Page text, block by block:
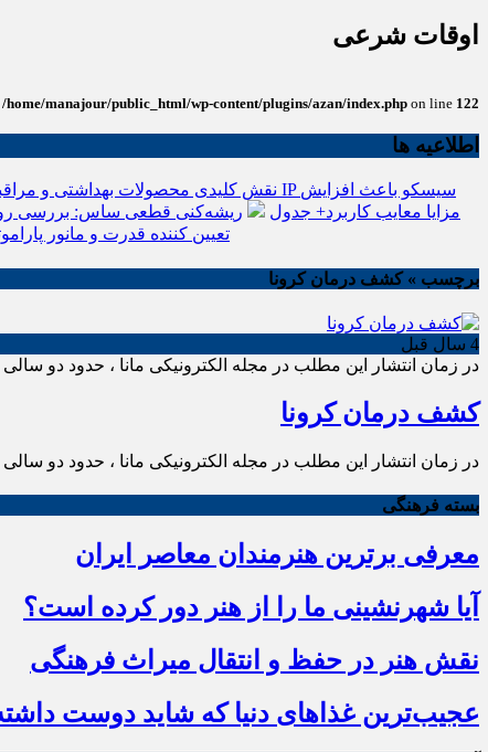
اوقات شرعی
/home/manajour/public_html/wp-content/plugins/azan/index.php on line 122
اطلاعیه ها
نقش کلیدی محصولات بهداشتی و
انواع باتری یو پی اس(ups)+مزایا معایب کاربرد+ جدول ریشه‌کنی قطعی ساس: بررسی
تعیین کننده قدرت و مانور
برچسب » کشف درمان کرونا
4 سال قبل
در زمان انتشار این مطلب در مجله الکترونیکی مانا ، حدود دو
کشف درمان کرونا
در زمان انتشار این مطلب در مجله الکترونیکی مانا ، حدود دو
بسته فرهنگی
معرفی برترین هنرمندان معاصر ایران
آیا شهرنشینی ما را از هنر دور کرده است؟
نقش هنر در حفظ و انتقال میراث فرهنگی
عجیب‌ترین غذاهای دنیا که شاید دوست